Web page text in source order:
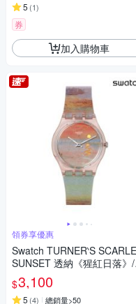
5 (1)
券
加入購物車
領券享優惠
Swatch TURNER‵S
SUNSET 透納《猩紅日落》
德美術館聯名 SO28Z700
m)
$3,100
5 (4) 總銷量>50